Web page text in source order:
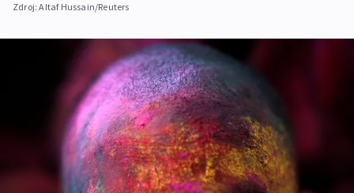
Zdroj:Altaf Hussain/Reuters